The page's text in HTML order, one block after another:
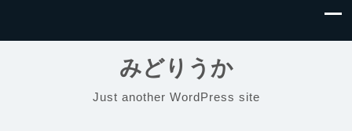
みどりうか
Just another WordPress site